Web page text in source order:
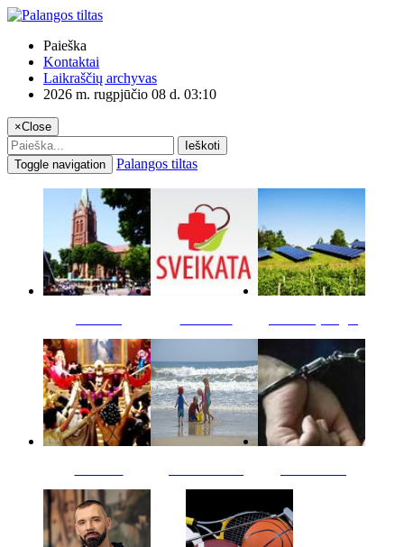
Paieška
Kontaktai
Laikraščių archyvas
2026 m. rugpjūčio 08 d. 03:10
×Close
Ieškoti
Toggle navigation
Palangos tiltas